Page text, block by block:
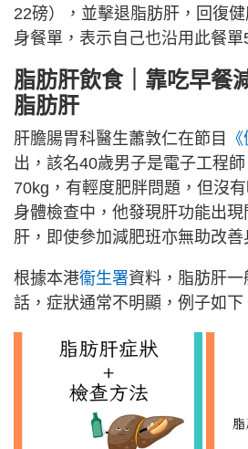
22磅），並擊退脂肪肝，回復
身餐單，表示自己也沿用此餐單
脂肪肝飲食｜靠吃早餐
脂肪肝
肝膽腸胃科醫生蕭敦仁在節目
出，該名40歲男子是電子工程
70kg，有輕度肥胖問題，但沒
身體檢查中，他發現肝功能出
肝，即使參加減肥班亦無助改善
根據本港衞生署資料，脂肪肝
話，症狀通常不明顯，例子如下